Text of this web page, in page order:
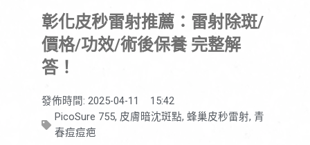
彰化皮秒雷射推薦：雷射除斑/
價格/功效/術後保養 完整解
答！
發佈時間: 2025-04-11
15:42
PicoSure 755, 皮膚暗沈斑點, 蜂巢皮秒雷射, 青
春痘痘疤